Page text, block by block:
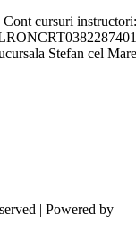
Cont cursuri instructori:
Stefan cel Mare
| Powered by